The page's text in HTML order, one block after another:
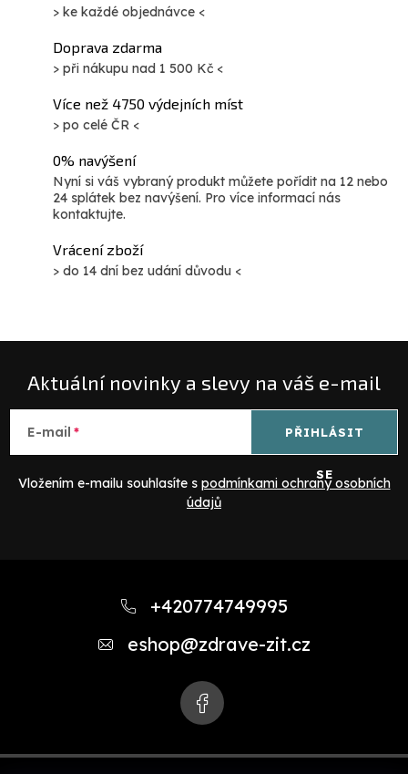
> ke každé objednávce <
Doprava zdarma
> při nákupu nad 1 500 Kč <
Více než 4750 výdejních míst
> po celé ČR <
0% navýšení
Nyní si váš vybraný produkt můžete pořídit na 12 nebo
24 splátek bez navýšení. Pro více informací nás
kontaktujte.
Vrácení zboží
> do 14 dní bez udání důvodu <
Aktuální novinky a slevy na váš e-mail
E-mail
Vložením e-mailu souhlasíte s podmínkami ochrany osobních
údajů
PŘIHLÁSIT
SE
+420774749995
eshop@zdrave-zit.cz